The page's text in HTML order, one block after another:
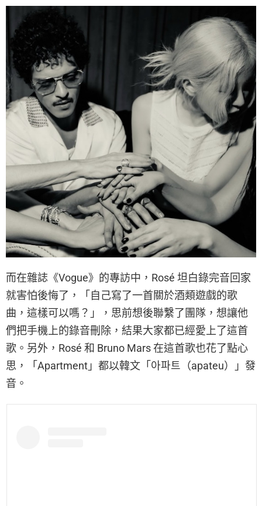
而在雜誌《Vogue》的專訪中，Rosé 坦白錄完音回家
就害怕後悔了，「自己寫了一首關於酒類遊戲的歌
曲，這樣可以嗎？」，思前想後聯繫了團隊，想讓他
們把手機上的錄音刪除，結果大家都已經愛上了這首
歌。另外，Rosé 和 Bruno Mars 在這首歌也花了點心
思，「Apartment」都以韓文「아파트（apateu）」發
音。